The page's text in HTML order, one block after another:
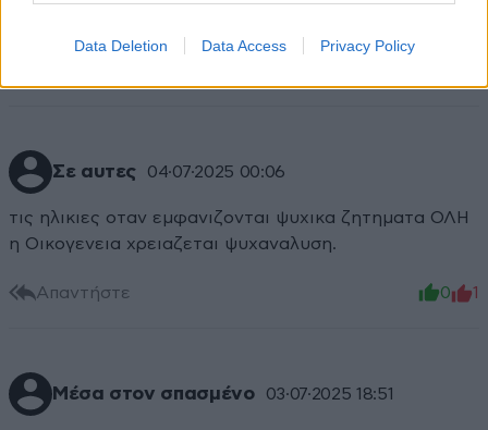
Data Deletion Data Access Privacy Policy
Σε αυτες 04·07·2025 00:06
τις ηλικιες οταν εμφανιζονται ψυχικα ζητηματα ΟΛΗ
η Οικογενεια χρειαζεται ψυχαναλυση.
Απαντήστε 0 1
Μέσα στον σπασμένο 03·07·2025 18:51